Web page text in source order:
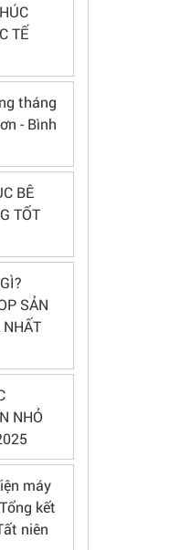
TẾ
tháng
- Bình
BÊ
TỐT
SẢN
NHỎ
máy
kết
niên